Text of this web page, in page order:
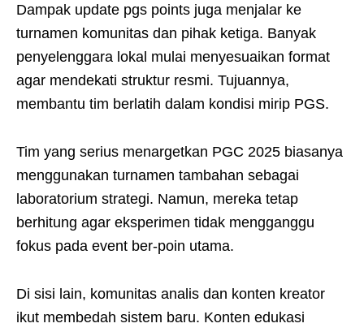
Dampak update pgs points juga menjalar ke
turnamen komunitas dan pihak ketiga. Banyak
penyelenggara lokal mulai menyesuaikan format
agar mendekati struktur resmi. Tujuannya,
membantu tim berlatih dalam kondisi mirip PGS.
Tim yang serius menargetkan PGC 2025 biasanya
menggunakan turnamen tambahan sebagai
laboratorium strategi. Namun, mereka tetap
berhitung agar eksperimen tidak mengganggu
fokus pada event ber-poin utama.
Di sisi lain, komunitas analis dan konten kreator
ikut membedah sistem baru. Konten edukasi